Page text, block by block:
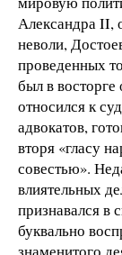
Александра II,
неволи,
проведенных
был в
относился к
адвокатов,
вторя «гласу
совестью».
влиятельных
признавался в
буквально
знаменитого